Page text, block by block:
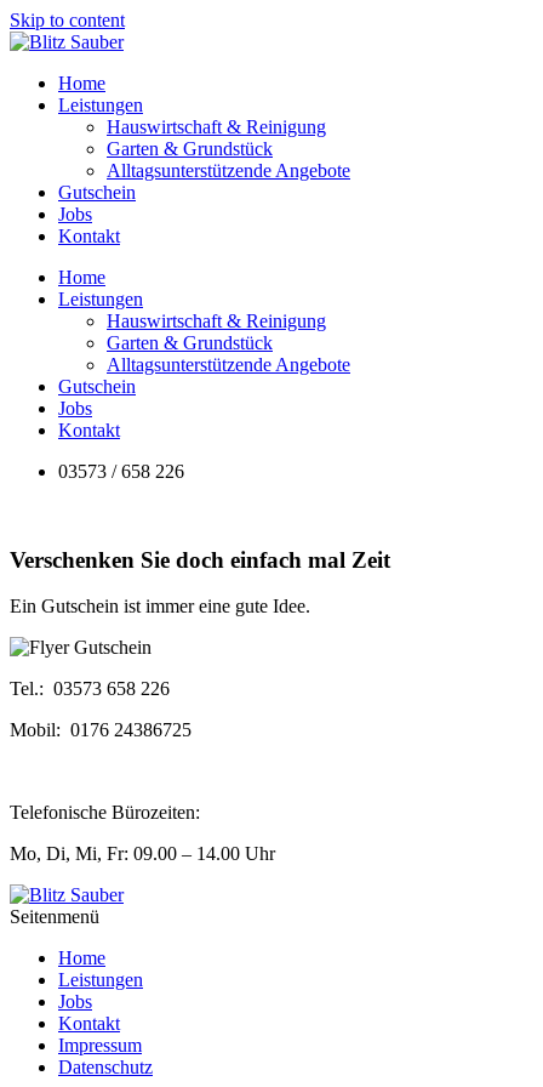
Skip to content
Home
Leistungen
Hauswirtschaft & Reinigung
Garten & Grundstück
Alltagsunterstützende Angebote
Gutschein
Jobs
Kontakt
Home
Leistungen
Hauswirtschaft & Reinigung
Garten & Grundstück
Alltagsunterstützende Angebote
Gutschein
Jobs
Kontakt
03573 / 658 226
Verschenken Sie doch einfach mal Zeit
Ein Gutschein ist immer eine gute Idee.
Tel.: 03573 658 226
Mobil: 0176 24386725
Telefonische Bürozeiten:
Mo, Di, Mi, Fr: 09.00 – 14.00 Uhr
Seitenmenü
Home
Leistungen
Jobs
Kontakt
Impressum
Datenschutz